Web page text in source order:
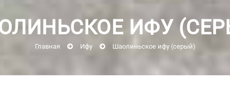
ИФУ
Главная Ифу Шаолиньское ифу (серый)